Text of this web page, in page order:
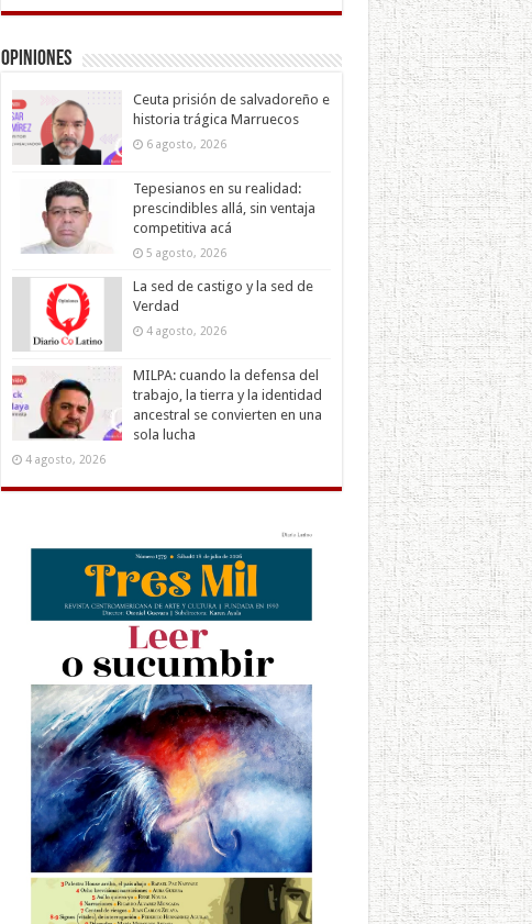
Opiniones
Ceuta prisión de salvadoreño e
historia trágica Marruecos
6 agosto, 2026
Tepesianos en su realidad:
prescindibles allá, sin ventaja
competitiva acá
5 agosto, 2026
La sed de castigo y la sed de
Verdad
4 agosto, 2026
MILPA: cuando la defensa del
trabajo, la tierra y la identidad
ancestral se convierten en una
sola lucha
4 agosto, 2026